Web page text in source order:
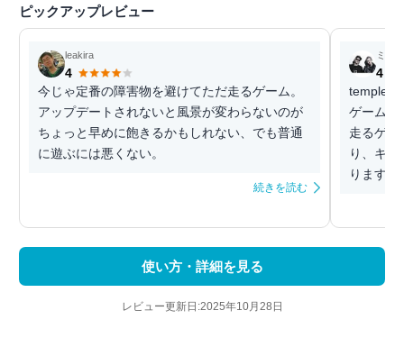
ピックアップレビュー
leakira
4
今じゃ定番の障害物を避けてただ走るゲーム。
アップデートされないと風景が変わらないのが
ちょっと早めに飽きるかもしれない、でも普通
に遊ぶには悪くない。
続きを読む
ミー
4
temple
ゲームで
走るゲー
り、キ
ります
使い方・詳細を見る
レビュー更新日:2025年10月28日